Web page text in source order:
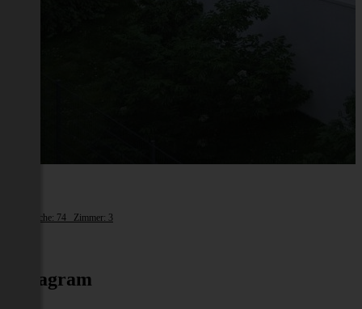
Wohnfläche: 74 Zimmer: 3
Instagram